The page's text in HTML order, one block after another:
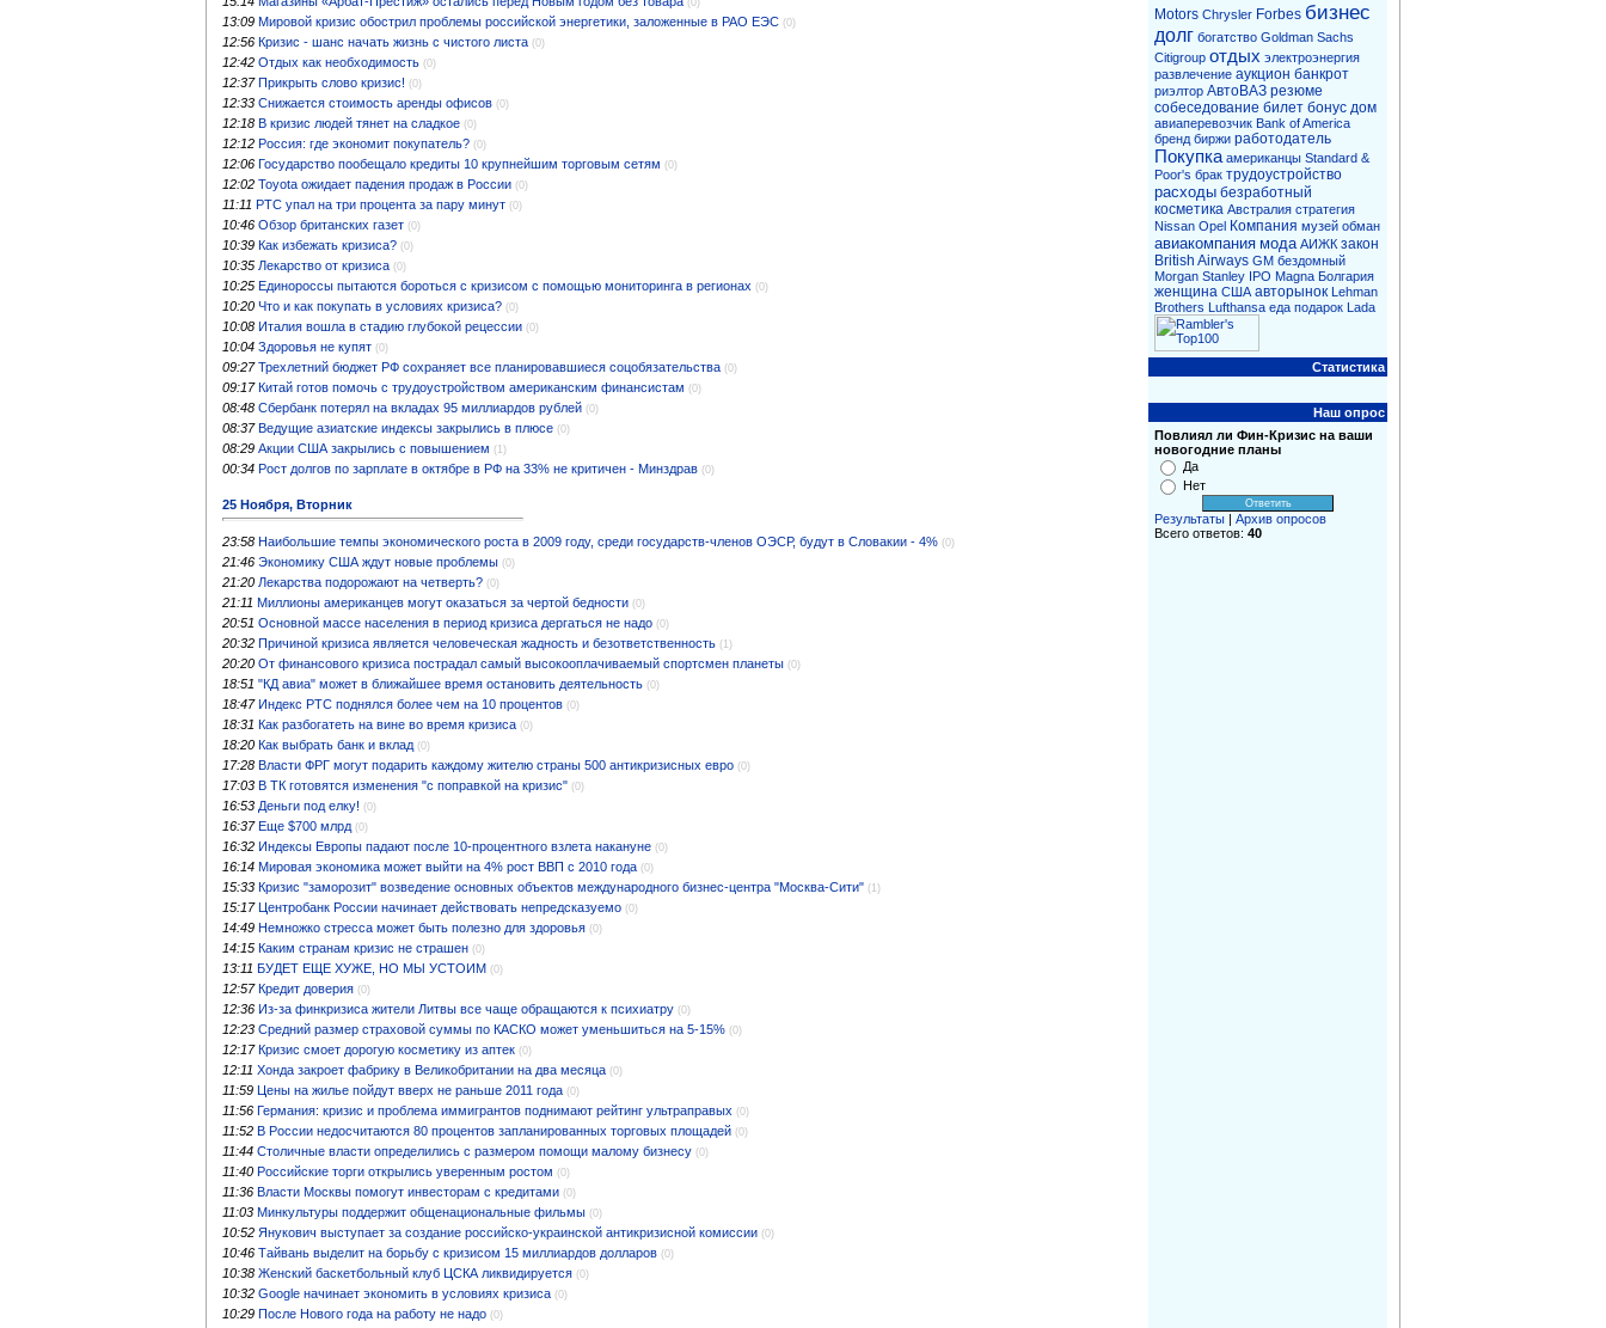
13:09 Мировой кризис обострил проблемы российской энергетики, заложенные в РАО ЕЭС (0)
12:56 Кризис - шанс начать жизнь с чистого листа (0)
12:42 Отдых как необходимость (0)
12:37 Прикрыть слово кризис! (0)
12:33 Снижается стоимость аренды офисов (0)
12:18 В кризис людей тянет на сладкое (0)
12:12 Россия: где экономит покупатель? (0)
12:06 Государство пообещало кредиты 10 крупнейшим торговым сетям (0)
12:02 Toyota ожидает падения продаж в России (0)
11:11 РТС упал на три процента за пару минут (0)
10:46 Обзор британских газет (0)
10:39 Как избежать кризиса? (0)
10:35 Лекарство от кризиса (0)
10:25 Единороссы пытаются бороться с кризисом с помощью мониторинга в регионах (0)
10:20 Что и как покупать в условиях кризиса? (0)
10:08 Италия вошла в стадию глубокой рецессии (0)
10:04 Здоровья не купят (0)
09:27 Трехлетний бюджет РФ сохраняет все планировавшиеся соцобязательства (0)
09:17 Китай готов помочь с трудоустройством американским финансистам (0)
08:48 Сбербанк потерял на вкладах 95 миллиардов рублей (0)
08:37 Ведущие азиатские индексы закрылись в плюсе (0)
08:29 Акции США закрылись с повышением (1)
00:34 Рост долгов по зарплате в октябре в РФ на 33% не критичен - Минздрав (0)
25 Ноября, Вторник
23:58 Наибольшие темпы экономического роста в 2009 году, среди государств-членов ОЭСР, будут в Словакии - 4% (0)
21:46 Экономику США ждут новые проблемы (0)
21:20 Лекарства подорожают на четверть? (0)
21:11 Миллионы американцев могут оказаться за чертой бедности (0)
20:51 Основной массе населения в период кризиса дергаться не надо (0)
20:32 Причиной кризиса является человеческая жадность и безответственность (1)
20:20 От финансового кризиса пострадал самый высокооплачиваемый спортсмен планеты (0)
18:51 "КД авиа" может в ближайшее время остановить деятельность (0)
18:47 Индекс РТС поднялся более чем на 10 процентов (0)
18:31 Как разбогатеть на вине во время кризиса (0)
18:20 Как выбрать банк и вклад (0)
17:28 Власти ФРГ могут подарить каждому жителю страны 500 антикризисных евро (0)
17:03 В ТК готовятся изменения "с поправкой на кризис" (0)
16:53 Деньги под елку! (0)
16:37 Еще $700 млрд (0)
16:32 Индексы Европы падают после 10-процентного взлета накануне (0)
16:14 Мировая экономика может выйти на 4% рост ВВП с 2010 года (0)
15:33 Кризис "заморозит" возведение основных объектов международного бизнес-центра "Москва-Сити" (1)
15:17 Центробанк России начинает действовать непредсказуемо (0)
14:49 Немножко стресса может быть полезно для здоровья (0)
14:15 Каким странам кризис не страшен (0)
13:11 БУДЕТ ЕЩЕ ХУЖЕ, НО МЫ УСТОИМ (0)
12:57 Кредит доверия (0)
12:36 Из-за финкризиса жители Литвы все чаще обращаются к психиатру (0)
12:23 Средний размер страховой суммы по КАСКО может уменьшиться на 5-15% (0)
12:17 Кризис смоет дорогую косметику из аптек (0)
12:11 Хонда закроет фабрику в Великобритании на два месяца (0)
11:59 Цены на жилье пойдут вверх не раньше 2011 года (0)
11:56 Германия: кризис и проблема иммигрантов поднимают рейтинг ультраправых (0)
11:52 В России недосчитаются 80 процентов запланированных торговых площадей (0)
11:44 Столичные власти определились с размером помощи малому бизнесу (0)
11:40 Российские торги открылись уверенным ростом (0)
11:36 Власти Москвы помогут инвесторам с кредитами (0)
11:03 Минкультуры поддержит общенациональные фильмы (0)
10:52 Янукович выступает за создание российско-украинской антикризисной комиссии (0)
10:46 Тайвань выделит на борьбу с кризисом 15 миллиардов долларов (0)
10:38 Женский баскетбольный клуб ЦСКА ликвидируется (0)
10:32 Google начинает экономить в условиях кризиса (0)
10:29 После Нового года на работу не надо (0)
Motors Chrysler Forbes бизнес
долг богатство Goldman Sachs
Citigroup отдых электроэнергия
развлечение аукцион банкрот
риэлтор АвтоВАЗ резюме
собеседование билет бонус дом
авиаперевозчик Bank of America
бренд биржи работодатель
Покупка американцы Standard &
Poor's брак трудоустройство
расходы безработный
косметика Австралия стратегия
Nissan Opel Компания музей обман
авиакомпания мода АИЖК закон
British Airways GM бездомный
Morgan Stanley IPO Magna Болгария
женщина CША авторынок Lehman
Brothers Lufthansa еда подарок Lada
Статистика
Наш опрос
Повлиял ли Фин-Кризис на ваши
новогодние планы
Да
Нет
Результаты | Архив опросов
Всего ответов: 40